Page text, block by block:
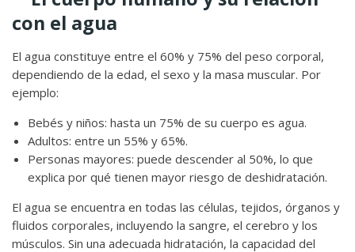
con el agua
El agua constituye entre el 60% y 75% del peso corporal,
dependiendo de la edad, el sexo y la masa muscular. Por
ejemplo:
Bebés y niños: hasta un 75% de su cuerpo es agua.
Adultos: entre un 55% y 65%.
Personas mayores: puede descender al 50%, lo que
explica por qué tienen mayor riesgo de deshidratación.
El agua se encuentra en todas las células, tejidos, órganos y
fluidos corporales, incluyendo la sangre, el cerebro y los
músculos. Sin una adecuada hidratación, la capacidad del